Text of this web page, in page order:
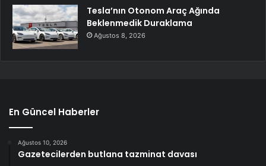
Tesla’nın Otonom Araç Ağında
Beklenmedik Duraklama
Ağustos 8, 2026
En Güncel Haberler
Ağustos 10, 2026
Gazetecilerden butlana tazminat davası